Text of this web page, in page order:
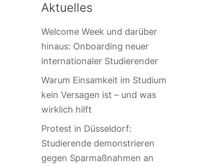
Aktuelles
Welcome Week und darüber
hinaus: Onboarding neuer
internationaler Studierender
Warum Einsamkeit im Studium
kein Versagen ist – und was
wirklich hilft
Protest in Düsseldorf:
Studierende demonstrieren
gegen Sparmaßnahmen an